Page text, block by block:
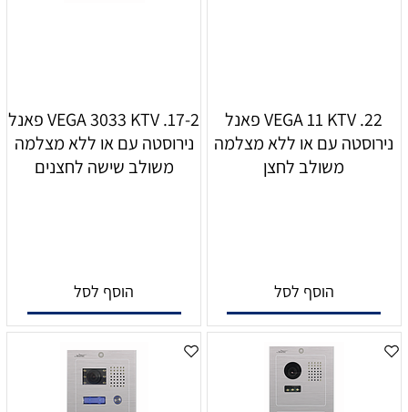
22. VEGA 11 KTV פאנל
נירוסטה עם או ללא מצלמה
משולב לחצן
הוסף לסל
17-2. VEGA 3033 KTV פאנל
נירוסטה עם או ללא מצלמה
משולב שישה לחצנים
הוסף לסל